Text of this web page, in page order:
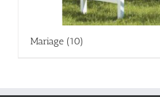
Mariage (10)